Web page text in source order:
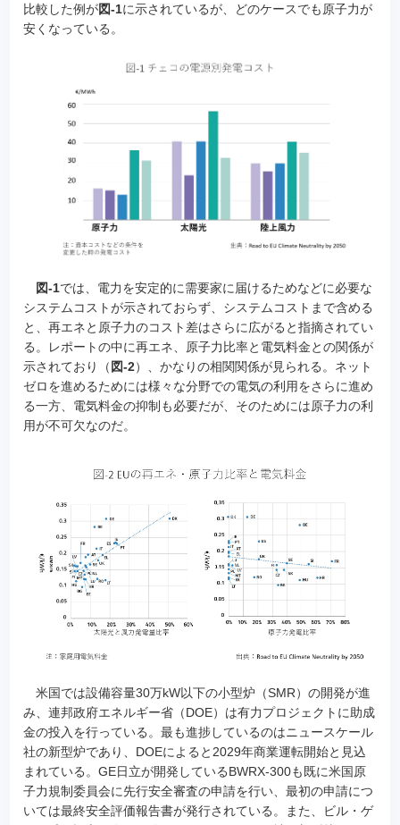
比較した例が図-1に示されているが、どのケースでも原子力が
安くなっている。
図-1では、電力を安定的に需要家に届けるためなどに必要な
システムコストが示されておらず、システムコストまで含める
と、再エネと原子力のコスト差はさらに広がると指摘されてい
る。レポートの中に再エネ、原子力比率と電気料金との関係が
示されており（ 図-2）、かなりの相関関係が見られる。ネット
ゼロを進めるためには様々な分野での電気の利用をさらに進め
る一方、電気料金の抑制も必要だが、そのためには原子力の利
用が不可欠なのだ。
米国では設備容量30万kW以下の小型炉（SMR）の開発が進
み、連邦政府エネルギー省（DOE）は有力プロジェクトに助成
金の投入を行っている。最も進捗しているのはニュースケール
社の新型炉であり、DOEによると2029年商業運転開始と見込
まれている。GE日立が開発しているBWRX-300も既に米国原
子力規制委員会に先行安全審査の申請を行い、最初の申請につ
いては最終安全評価報告書が発行されている。また、ビル・ゲ